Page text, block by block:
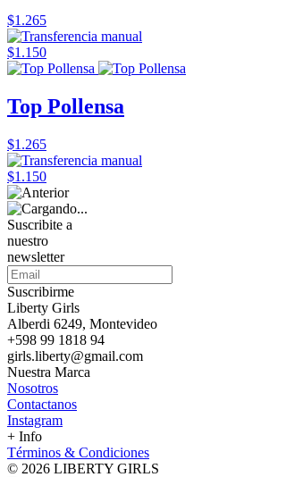
$1.265
$1.150
Top Pollensa
$1.265
$1.150
Suscribite a
nuestro
newsletter
Suscribirme
Liberty Girls
Alberdi 6249, Montevideo
+598 99 1818 94
girls.liberty@gmail.com
Nuestra Marca
Nosotros
Contactanos
Instagram
+ Info
Términos & Condiciones
© 2026 LIBERTY GIRLS